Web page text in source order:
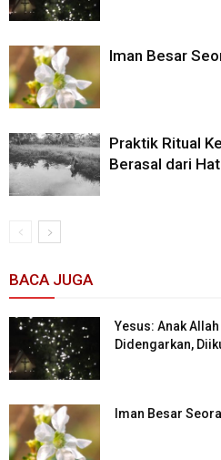
Iman Besar
Praktik Ritual
Berasal dari
BACA JUGA
Yesus: Anak
Didengarkan,
Iman Besar